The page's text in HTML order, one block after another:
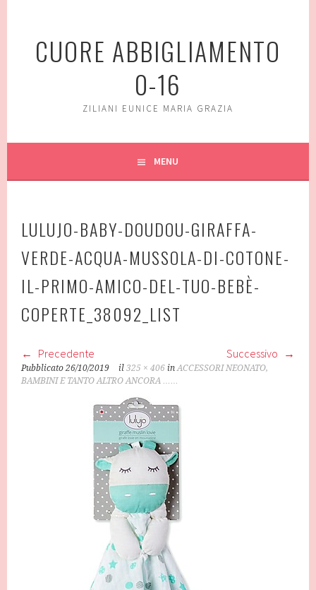
contenutoCUORE ABBIGLIAMENTO
0-16
ZILIANI EUNICE MARIA GRAZIA
MENU
LULUJO-BABY-DOUDOU-GIRAFFA-
VERDE-ACQUA-MUSSOLA-DI-COTONE-
IL-PRIMO-AMICO-DEL-TUO-BEBÈ-
COPERTE_38092_LIST
Precedente Successivo
Pubblicato26/10/2019 il325 × 406 inACCESSORI NEONATO,
BAMBINI E TANTO ALTRO ANCORA ……